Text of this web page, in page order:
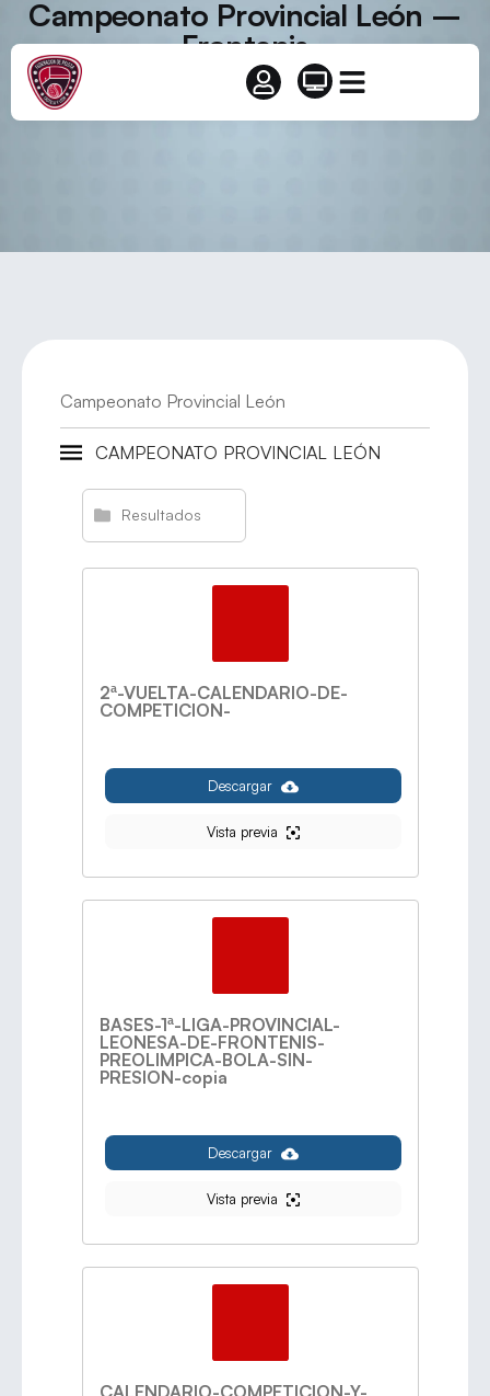
Campeonato Provincial León –
Frontenis
Campeonato Provincial León
CAMPEONATO PROVINCIAL LEÓN
Resultados
2ª-VUELTA-CALENDARIO-DE-
COMPETICION-
Descargar
Vista previa
BASES-1ª-LIGA-PROVINCIAL-
LEONESA-DE-FRONTENIS-
PREOLIMPICA-BOLA-SIN-
PRESION-copia
Descargar
Vista previa
CALENDARIO-COMPETICION-Y-